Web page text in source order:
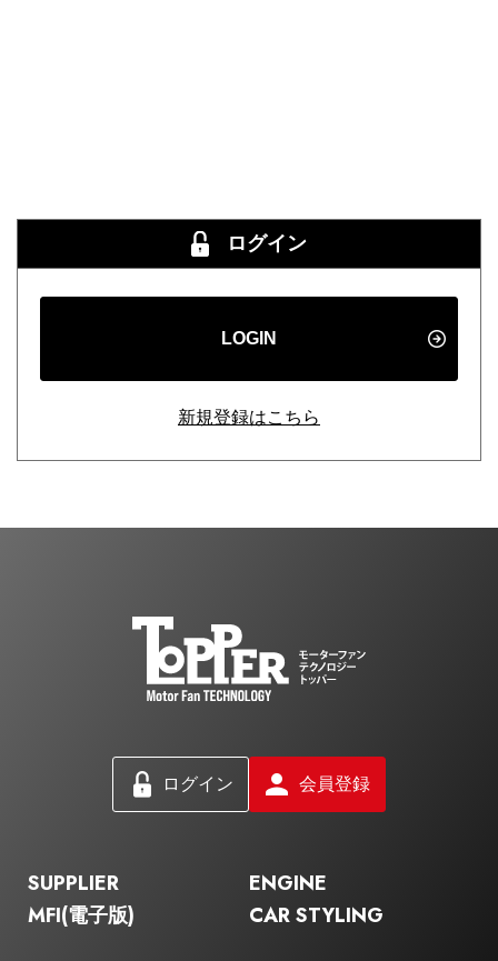
ログイン
LOGIN
新規登録はこちら
ログイン 会員登録
SUPPLIER
ENGINE
MFI(電子版)
CAR STYLING